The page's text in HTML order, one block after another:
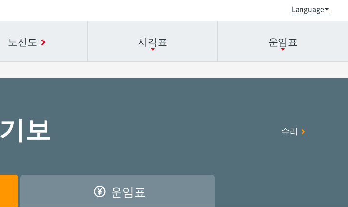
노선도 시각표
아카미네
운임표
아카미네
기보
운임표
슈리